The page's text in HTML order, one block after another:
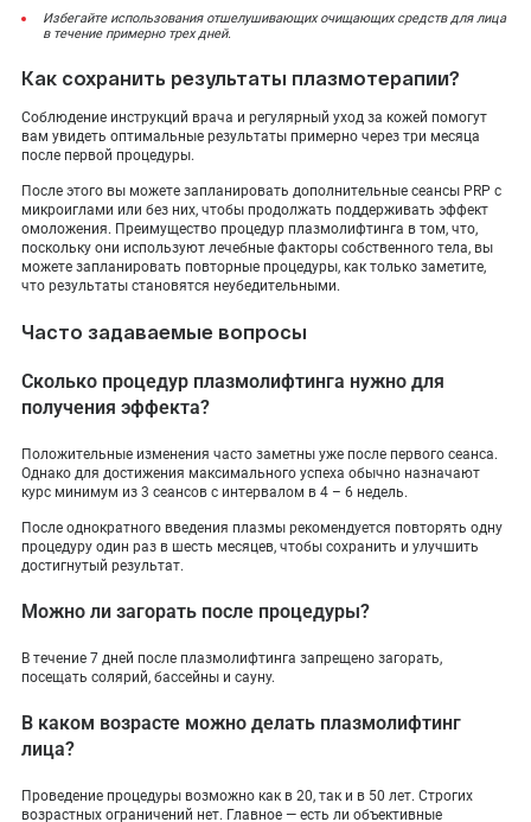
Избегайте использования отшелушивающих очищающих средств для лица
в течение примерно трех дней.
Как сохранить результаты плазмотерапии?
Соблюдение инструкций врача и регулярный уход за кожей помогут
вам увидеть оптимальные результаты примерно через три месяца
после первой процедуры.
После этого вы можете запланировать дополнительные сеансы PRP с
микроиглами или без них, чтобы продолжать поддерживать эффект
омоложения. Преимущество процедур плазмолифтинга в том, что,
поскольку они используют лечебные факторы собственного тела, вы
можете запланировать повторные процедуры, как только заметите,
что результаты становятся неубедительными.
Часто задаваемые вопросы
Сколько процедур плазмолифтинга нужно для
получения эффекта?
Положительные изменения часто заметны уже после первого сеанса.
Однако для достижения максимального успеха обычно назначают
курс минимум из 3 сеансов с интервалом в 4 – 6 недель.
После однократного введения плазмы рекомендуется повторять одну
процедуру один раз в шесть месяцев, чтобы сохранить и улучшить
достигнутый результат.
Можно ли загорать после процедуры?
В течение 7 дней после плазмолифтинга запрещено загорать,
посещать солярий, бассейны и сауну.
В каком возрасте можно делать плазмолифтинг
лица?
Проведение процедуры возможно как в 20, так и в 50 лет. Строгих
возрастных ограничений нет. Главное — есть ли объективные